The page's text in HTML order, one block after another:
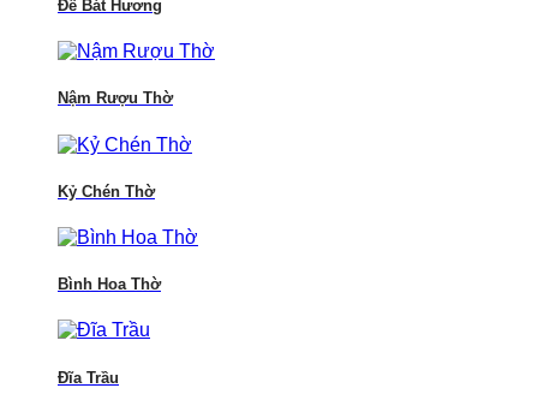
Đế Bát Hương
Nậm Rượu Thờ
Kỷ Chén Thờ
Bình Hoa Thờ
Đĩa Trầu